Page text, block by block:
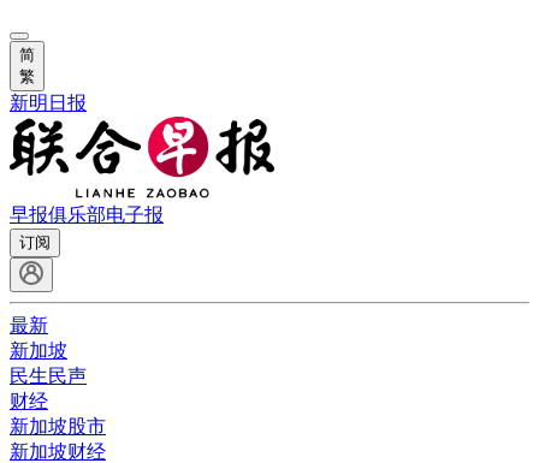
简
繁
新明日报
早报俱乐部电子报
订阅
最新
新加坡
民生民声
财经
新加坡股市
新加坡财经